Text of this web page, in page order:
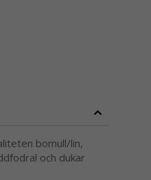
bomull/lin,
och dukar